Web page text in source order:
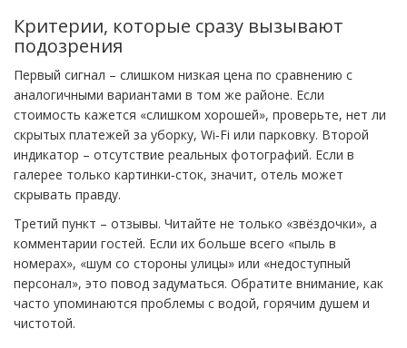
Критерии, которые сразу вызывают
подозрения
Первый сигнал – слишком низкая цена по сравнению с
аналогичными вариантами в том же районе. Если
стоимость кажется «слишком хорошей», проверьте, нет ли
скрытых платежей за уборку, Wi‑Fi или парковку. Второй
индикатор – отсутствие реальных фотографий. Если в
галерее только картинки‑сток, значит, отель может
скрывать правду.
Третий пункт – отзывы. Читайте не только «звёздочки», а
комментарии гостей. Если их больше всего «пыль в
номерах», «шум со стороны улицы» или «недоступный
персонал», это повод задуматься. Обратите внимание, как
часто упоминаются проблемы с водой, горячим душем и
чистотой.